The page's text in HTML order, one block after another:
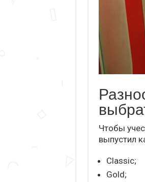
Чтобы
выпустил
Classic;
Gold;